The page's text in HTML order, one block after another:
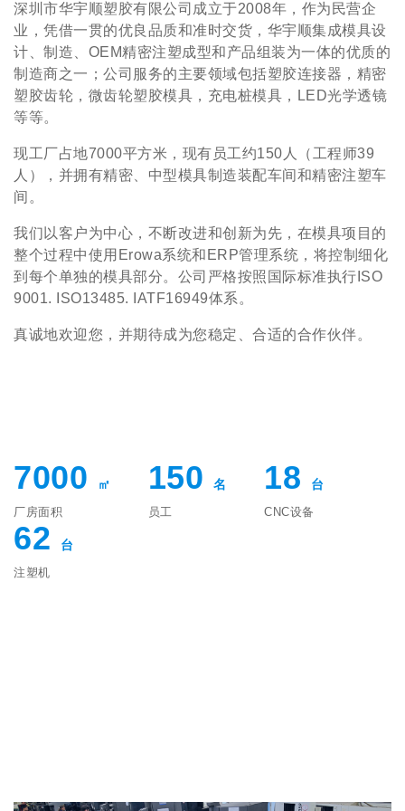
深圳市华宇顺塑胶有限公司成立于2008年，作为民营企
业，凭借一贯的优良品质和准时交货，华宇顺集成模具设
计、制造、OEM精密注塑成型和产品组装为一体的优质的
制造商之一；公司服务的主要领域包括塑胶连接器，精密
塑胶齿轮，微齿轮塑胶模具，充电桩模具，LED光学透镜
等等。
现工厂占地7000平方米，现有员工约150人（工程师39
人），并拥有精密、中型模具制造装配车间和精密注塑车
间。
我们以客户为中心，不断改进和创新为先，在模具项目的
整个过程中使用Erowa系统和ERP管理系统，将控制细化
到每个单独的模具部分。公司严格按照国际标准执行ISO
9001. ISO13485. IATF16949体系。
真诚地欢迎您，并期待成为您稳定、合适的合作伙伴。
7000 ㎡
厂房面积
150 名
员工
18 台
CNC设备
62 台
注塑机